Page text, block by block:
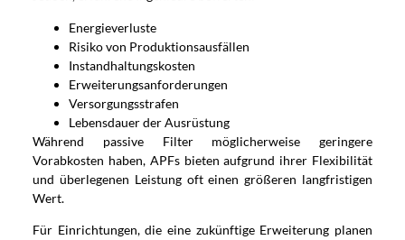
Energieverluste
Risiko von Produktionsausfällen
Instandhaltungskosten
Erweiterungsanforderungen
Versorgungsstrafen
Lebensdauer der Ausrüstung
Während passive Filter möglicherweise geringere
Vorabkosten haben, APFs bieten aufgrund ihrer Flexibilität
und überlegenen Leistung oft einen größeren langfristigen
Wert.
Für Einrichtungen, die eine zukünftige Erweiterung planen